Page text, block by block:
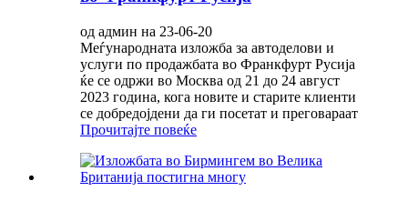
од админ на 23-06-20
Меѓународната изложба за автоделови и
услуги по продажбата во Франкфурт Русија
ќе се одржи во Москва од 21 до 24 август
2023 година, кога новите и старите клиенти
се добредојдени да ги посетат и преговараат
Прочитајте повеќе